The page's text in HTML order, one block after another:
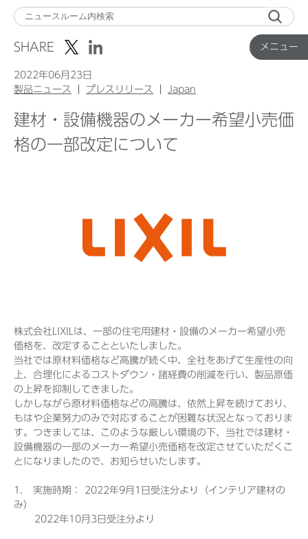
メニュー
ニ
ュ
Top
Before 2020
企業ニュースアーカイブ
製品ニュースアーカイブ
SHARE
2022年06月23日
製品ニュース
プレスリリース Japan
建材・設備機器のメーカー希望小売価
格の一部改定について
株式会社LIXILは、一部の住宅用建材・設備のメーカー希望小売
価格を、改定することといたしました。
当社では原材料価格など高騰が続く中、全社をあげて生産性の向
上、合理化によるコストダウン・諸経費の削減を行い、製品原価
の上昇を抑制してきました。
しかしながら原材料価格などの高騰は、依然上昇を続けており、
もはや企業努力のみで対応することが困難な状況となっておりま
す。つきましては、このような厳しい環境の下、当社では建材・
設備機器の一部のメーカー希望小売価格を改定させていただくこ
とになりましたので、お知らせいたします。
1． 実施時期： 2022年9月1日受注分より（インテリア建材の
み）
2022年10月3日受注分より